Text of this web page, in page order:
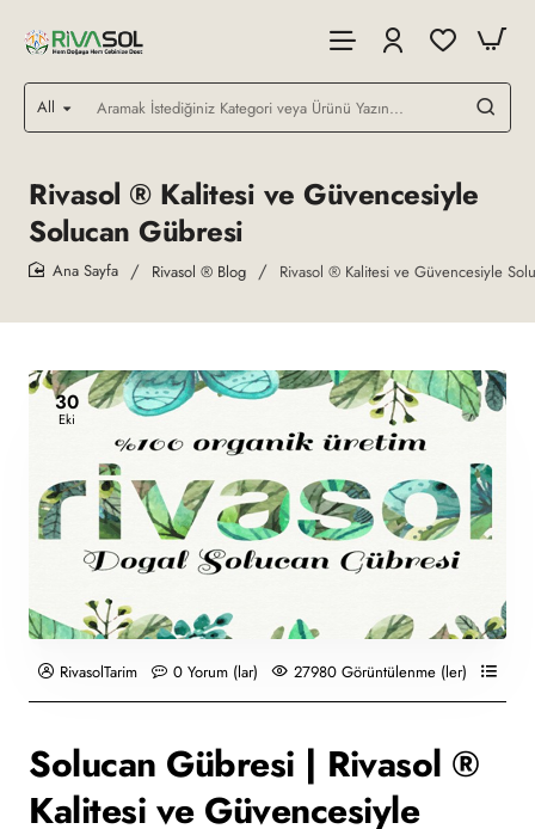
All
Aramak
İstediğiniz
veya
Ürünü
Yazın...
Rivasol ® Kalitesi ve Güvencesiyle
Solucan Gübresi
Rivasol ® Blog Rivasol ® Kalitesi ve Güvencesiyle
30
Eki
RivasolTarim 0 Yorum (lar) 27980 Görüntülenme (ler)
Solucan Gübresi | Rivasol ®
Kalitesi ve Güvencesiyle